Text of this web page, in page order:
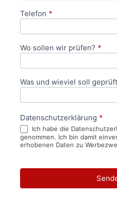
Telefon *
Wo sollen wir prüfen? *
Was und wieviel soll
Datenschutzerklärung *
Ich habe die
genommen. Ich bin damit
erhobenen Daten zu